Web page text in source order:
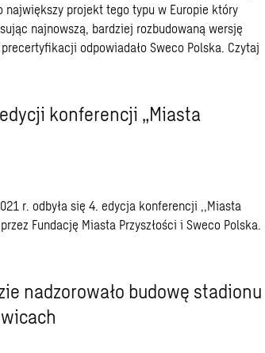
największy projekt tego typu w Europie który
najnowszą, bardziej rozbudowaną wersję
odpowiadało Sweco Polska. Czytaj
konferencji „Miasta
r. odbyła się 4. edycja konferencji ,,Miasta
Fundację Miasta Przyszłości i Sweco Polska.
nadzorowało budowę stadionu